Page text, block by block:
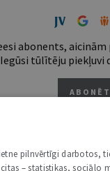
abonents,
Iegūsi tūlītēju piekļuvi
ABONĒT
veidus. Vienam
pilnvērtīgi darbotos,
– statistikas, sociālo